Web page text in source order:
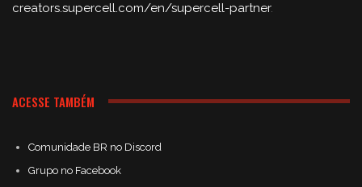
creators.supercell.com/en/supercell-partner.
ACESSE TAMBÉM
Comunidade BR no Discord
Grupo no Facebook